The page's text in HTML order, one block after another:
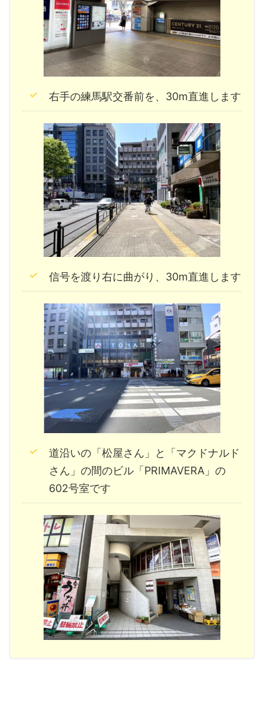
右手の練馬駅交番前を、30m直進します
信号を渡り右に曲がり、30m直進します
道沿いの「松屋さん」と「マクドナルド
さん」の間のビル「PRIMAVERA」の
602号室です